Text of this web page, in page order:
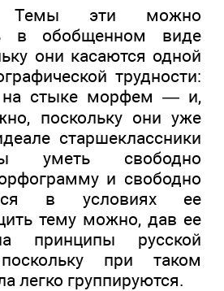
эти можно
в обобщенном виде
они касаются одной
трудности:
на стыке морфем — и,
поскольку они уже
старшеклассники
уметь свободно
и свободно
в условиях ее
тему можно, дав ее
принципы русской
при таком
легко группируются.